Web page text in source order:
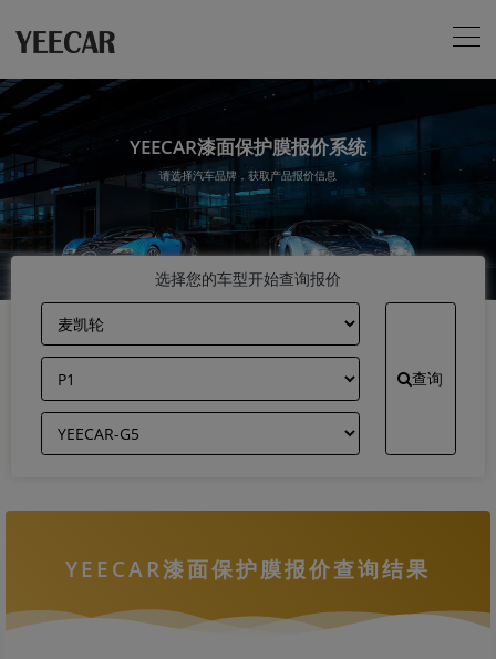
YEECAR漆面保护膜报价系统
请选择汽车品牌，获取产品报价信息
选择您的车型开始查询报价
查询
YEECAR漆面保护膜报价查询结果